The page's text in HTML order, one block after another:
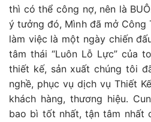
thì có thể công nợ, nên là
ý tưởng đó, Mình đã mở Công
làm việc là một ngày chiến
tâm thái “Luôn Lỗ Lực” của
thiết kế, sản xuất chúng tôi
nghề, phục vụ dịch vụ Thiết
khách hàng, thương hiệu.
bao bì tốt nhất, tận tâm nhất